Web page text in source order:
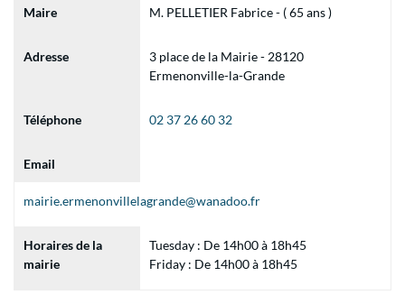
Maire M. PELLETIER Fabrice - ( 65 ans )
Adresse
3 place de la Mairie - 28120
Ermenonville-la-Grande
Téléphone 02 37 26 60 32
Email
mairie.ermenonvillelagrande@wanadoo.fr
Horaires de la
mairie
Tuesday : De 14h00 à 18h45
Friday : De 14h00 à 18h45